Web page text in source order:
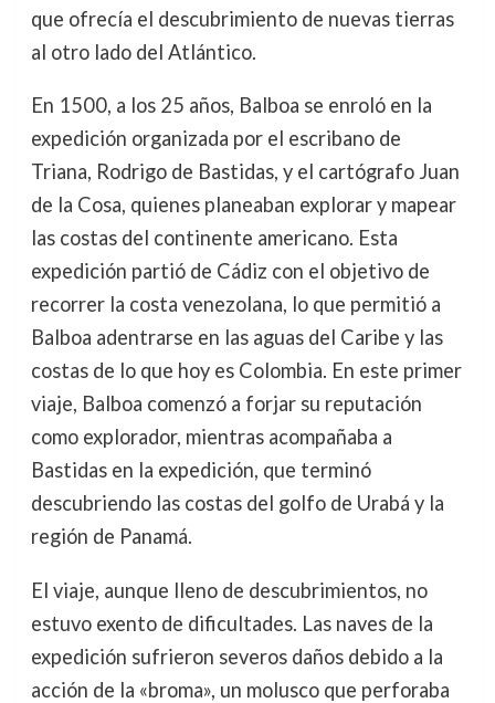
que ofrecía el descubrimiento de nuevas tierras
al otro lado del Atlántico.
En 1500, a los 25 años, Balboa se enroló en la
expedición organizada por el escribano de
Triana, Rodrigo de Bastidas, y el cartógrafo Juan
de la Cosa, quienes planeaban explorar y mapear
las costas del continente americano. Esta
expedición partió de Cádiz con el objetivo de
recorrer la costa venezolana, lo que permitió a
Balboa adentrarse en las aguas del Caribe y las
costas de lo que hoy es Colombia. En este primer
viaje, Balboa comenzó a forjar su reputación
como explorador, mientras acompañaba a
Bastidas en la expedición, que terminó
descubriendo las costas del golfo de Urabá y la
región de Panamá.
El viaje, aunque lleno de descubrimientos, no
estuvo exento de dificultades. Las naves de la
expedición sufrieron severos daños debido a la
acción de la «broma», un molusco que perforaba